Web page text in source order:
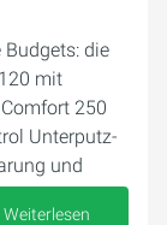
Budgets: die
mit
250
Unterputz-
und
Weiterlesen